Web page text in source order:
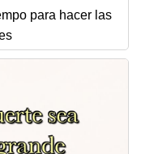
para hacer las